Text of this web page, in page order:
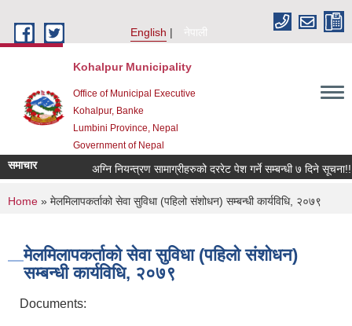
English
नेपाली
Kohalpur Municipality
Office of Municipal Executive
Kohalpur, Banke
Lumbini Province, Nepal
Government of Nepal
समाचार
You are here
Home » मेलमिलापकर्ताको सेवा सुविधा (पहिलो संशोधन) सम्बन्धी कार्यविधि, २०७९
मेलमिलापकर्ताको सेवा सुविधा (पहिलो संशोधन)
सम्बन्धी कार्यविधि, २०७९
Documents: